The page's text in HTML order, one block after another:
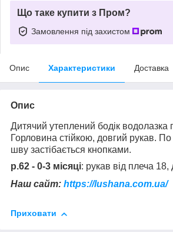
Що таке купити з Пром?
Замовлення під захистом
Опис Характеристики Доставка
Опис
Дитячий утеплений бодік водолазка
Горловина стійкою, довгий рукав.
шву застібається кнопками.
р.62 - 0-3 місяці: рукав від плеча
Наш сайт: https://lushana.com.ua/
Приховати